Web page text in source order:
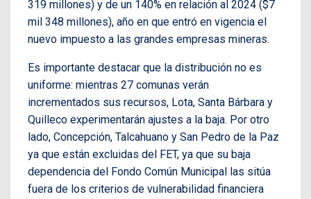
319 millones) y de un 140% en relación al 2024 ($7
mil 348 millones), año en que entró en vigencia el
nuevo impuesto a las grandes empresas mineras.
Es importante destacar que la distribución no es
uniforme: mientras 27 comunas verán
incrementados sus recursos, Lota, Santa Bárbara y
Quilleco experimentarán ajustes a la baja. Por otro
lado, Concepción, Talcahuano y San Pedro de la Paz
ya que están excluidas del FET, ya que su baja
dependencia del Fondo Común Municipal las sitúa
fuera de los criterios de vulnerabilidad financiera